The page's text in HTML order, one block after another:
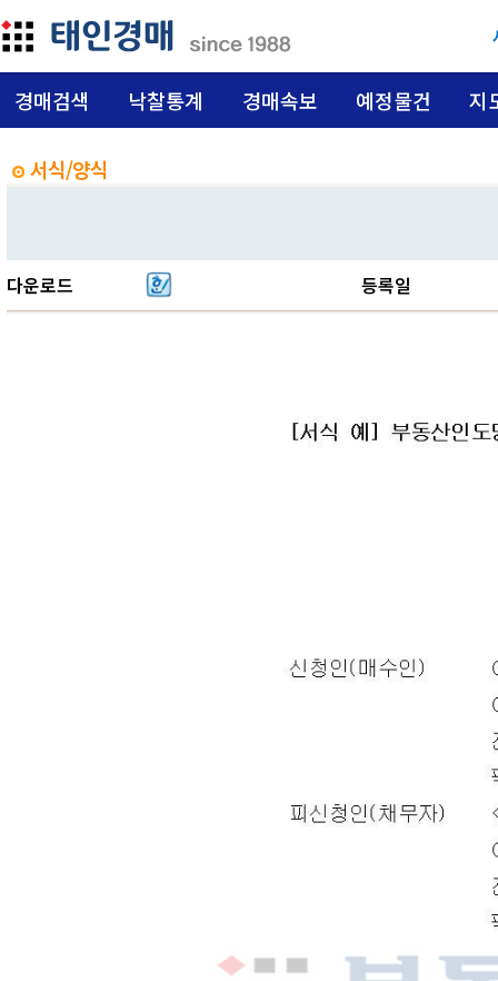
경매검색 낙찰통계 경매속보 예정물건 지
서식/양식
다운로드 등록일